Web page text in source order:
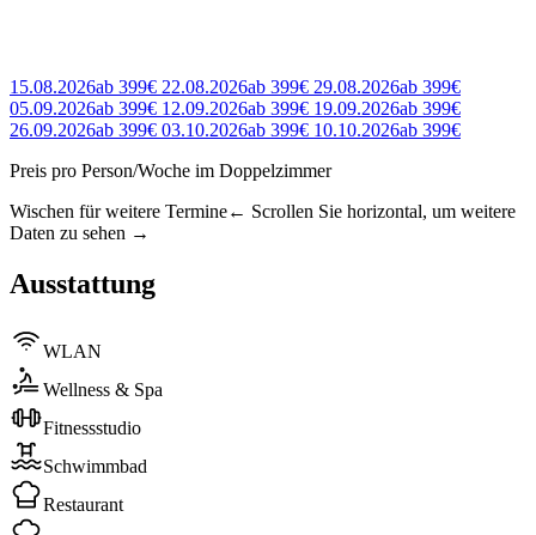
15.08.2026ab 399€ 22.08.2026ab 399€ 29.08.2026ab 399€
05.09.2026ab 399€ 12.09.2026ab 399€ 19.09.2026ab 399€
26.09.2026ab 399€ 03.10.2026ab 399€ 10.10.2026ab 399€
Preis pro Person/Woche im Doppelzimmer
Wischen für weitere Termine← Scrollen Sie horizontal, um weitere
Daten zu sehen →
Ausstattung
WLAN
Wellness & Spa
Fitnessstudio
Schwimmbad
Restaurant